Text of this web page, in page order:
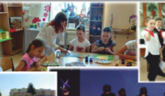
Skip to main content